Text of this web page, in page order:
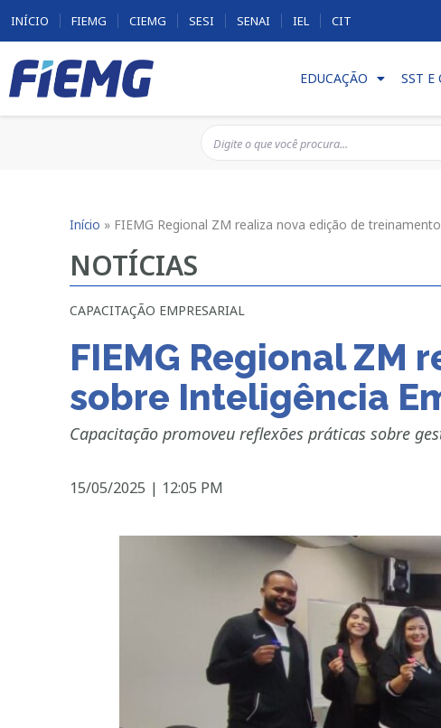
INÍCIO FIEMG CIEMG SESI SENAI IEL CIT
EDUCAÇÃO SST E
Início » FIEMG Regional ZM realiza nova edição de
NOTÍCIAS
CAPACITAÇÃO EMPRESARIAL
FIEMG Regional ZM
sobre Inteligência
Capacitação promoveu reflexões práticas sobre
15/05/2025 | 12:05 PM